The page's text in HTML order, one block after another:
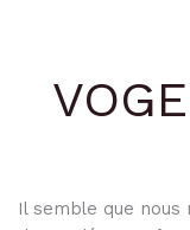
Il semble que